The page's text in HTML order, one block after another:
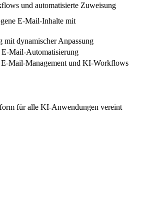
und automatisierte Zuweisung
E-Mail-Inhalte mit
dynamischer Anpassung
Mail-Automatisierung
Mail-Management und KI-Workflows
für alle KI-Anwendungen vereint